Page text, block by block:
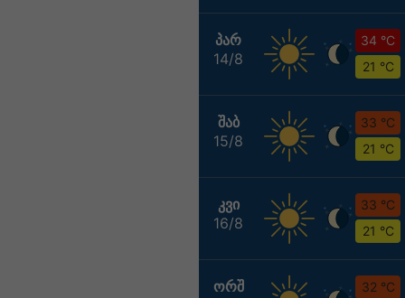
ᲞᲐᲠ
14/8
34 °C
21 °C
ᲨᲐᲑ
15/8
33 °C
21 °C
ᲙᲕᲘ
16/8
33 °C
21 °C
ᲝᲠᲨ
32 °C